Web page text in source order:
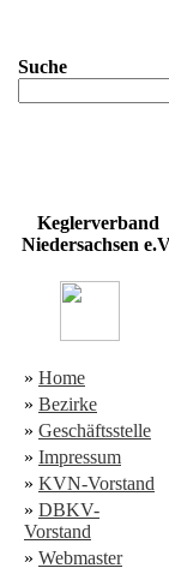
Suche
Keglerverband
Niedersachsen
» Home
» Bezirke
» Geschäftsstelle
» Impressum
» KVN-Vorstand
» DBKV-
Vorstand
» Webmaster